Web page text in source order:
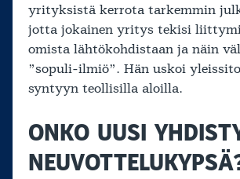
yrityksistä kerrota tarkemmin
jotta jokainen yritys tekisi
omista lähtökohdistaan ja näin
”sopuli-ilmiö”. Hän uskoi
syntyyn teollisilla aloilla.
ONKO UUSI